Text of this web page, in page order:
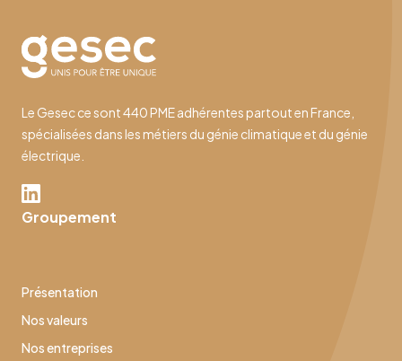
Le Gesec ce sont 440 PME adhérentes partout en France,
spécialisées dans les métiers du génie climatique et du génie
électrique.
Groupement
Présentation
Nos valeurs
Nos entreprises